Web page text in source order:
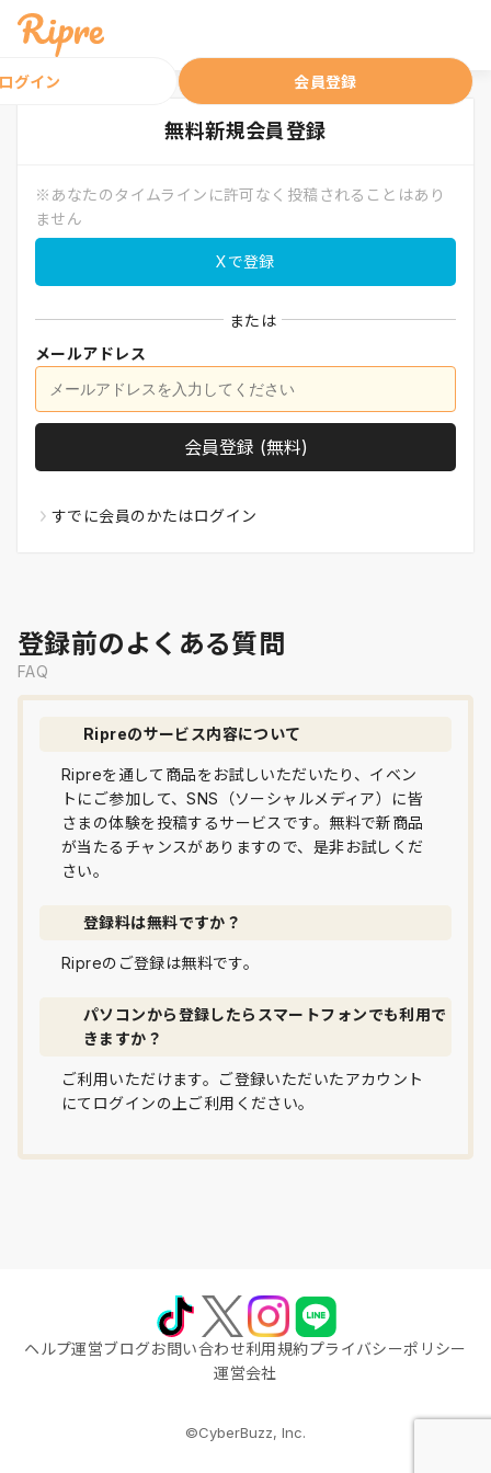
グイン 会員登録
無料新規会員登録
※あなたのタイムラインに許可なく投稿されることはあり
ません
Xで登録
または
メールアドレス
会員登録 (無料)
すでに会員のかたはログイン
登録前のよくある質問
FAQ
Ripreのサービス内容について
Ripreを通して商品をお試しいただいたり、イベン
トにご参加して、SNS（ソーシャルメディア）に皆
さまの体験を投稿するサービスです。無料で新商品
が当たるチャンスがありますので、是非お試しくだ
さい。
登録料は無料ですか？
Ripreのご登録は無料です。
パソコンから登録したらスマートフォンでも利用で
きますか？
ご利用いただけます。ご登録いただいたアカウント
にてログインの上ご利用ください。
ヘルプ運営ブログお問い合わせ利用規約プライバシーポリシー
運営会社
©CyberBuzz, Inc.